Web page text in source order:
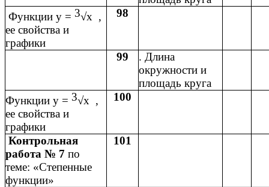
Функции y = 3√x ,
ее свойства и
графики
98
99
. Длина
окружности и
площадь круга
Функции y = 3√x ,
ее свойства и
графики
100
Контрольная
работа № 7 по
теме: «Степенные
функции»
101